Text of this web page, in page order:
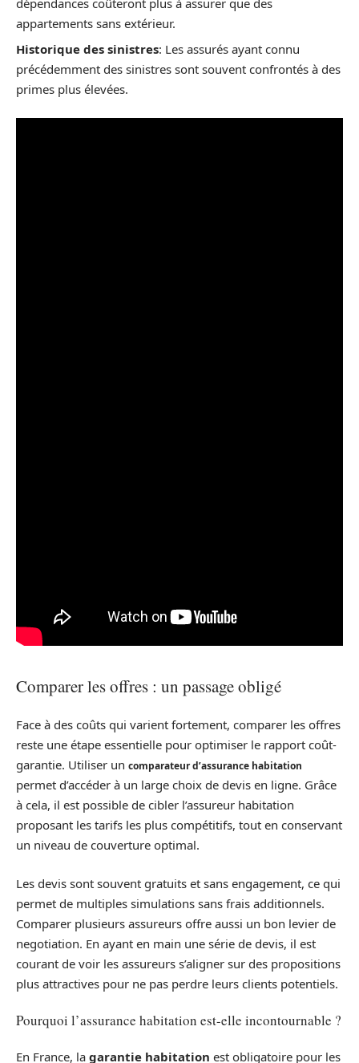
appartements sans extérieur.
Historique des sinistres: Les assurés ayant connu
précédemment des sinistres sont souvent confrontés à des
primes plus élevées.
Comparer les offres : un passage obligé
Face à des coûts qui varient fortement, comparer les offres
reste une étape essentielle pour optimiser le rapport coût-
garantie. Utiliser un comparateur d’assurance habitation
permet d’accéder à un large choix de devis en ligne. Grâce
à cela, il est possible de cibler l’assureur habitation
proposant les tarifs les plus compétitifs, tout en conservant
un niveau de couverture optimal.
Les devis sont souvent gratuits et sans engagement, ce qui
permet de multiples simulations sans frais additionnels.
Comparer plusieurs assureurs offre aussi un bon levier de
negotiation. En ayant en main une série de devis, il est
courant de voir les assureurs s’aligner sur des propositions
plus attractives pour ne pas perdre leurs clients potentiels.
Pourquoi l’assurance habitation est-elle incontournable ?
En France, la garantie habitation est obligatoire pour les